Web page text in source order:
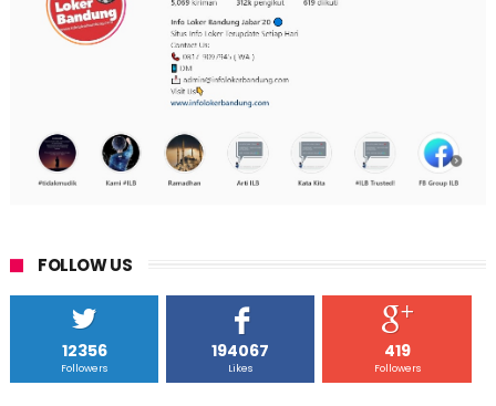
FOLLOW US
12356
Followers
194067
Likes
419
Followers